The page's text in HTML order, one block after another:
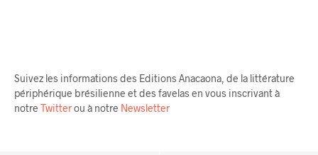
Suivez les informations des Editions Anacaona, de la littérature
périphérique brésilienne et des favelas en vous inscrivant à
notre Twitterou à notre Newsletter